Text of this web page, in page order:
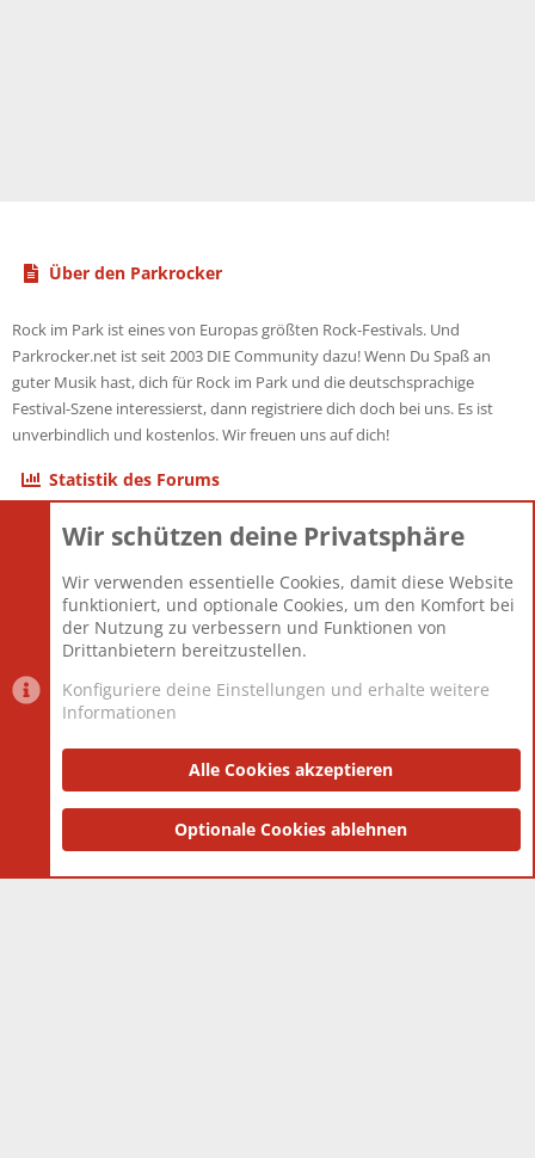
Über den Parkrocker
Rock im Park ist eines von Europas größten Rock-Festivals. Und
Parkrocker.net ist seit 2003 DIE Community dazu! Wenn Du Spaß an
guter Musik hast, dich für Rock im Park und die deutschsprachige
Festival-Szene interessierst, dann registriere dich doch bei uns. Es ist
unverbindlich und kostenlos. Wir freuen uns auf dich!
Statistik des Forums
Themen
Mitglieder
12.427
Neuestes Mitglied
Berlin
Datenschutzerklärung Impressum
Community platform by XenForo® © 2010-2025 XenForo Ltd.
and add-ons by ThemeHouse
Wir schützen deine Privatsphäre
Wir verwenden essentielle Cookies, damit diese Website
funktioniert, und optionale Cookies, um den Komfort bei
der Nutzung zu verbessern und Funktionen von
Drittanbietern bereitzustellen.
Konfiguriere deine Einstellungen und erhalte weitere
Informationen
Alle Cookies akzeptieren
Optionale Cookies ablehnen